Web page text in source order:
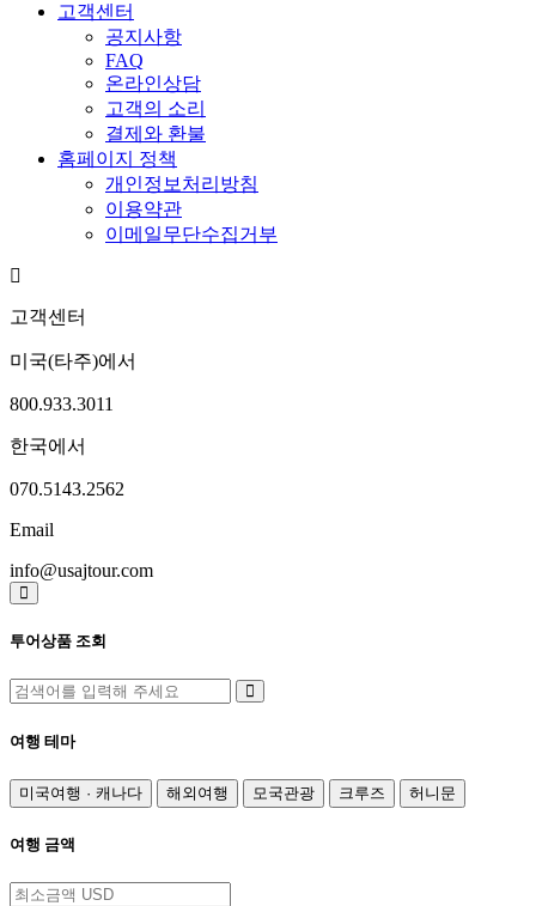
고객센터
공지사항
FAQ
온라인상담
고객의 소리
결제와 환불
홈페이지 정책
개인정보처리방침
이용약관
이메일무단수집거부
고객센터
미국(타주)에서
800.933.3011
한국에서
070.5143.2562
Email
info@usajtour.com
투어상품 조회
여행 테마
미국여행 · 캐나다 해외여행 모국관광 크루즈 허니문
여행 금액